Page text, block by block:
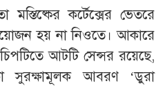
কর্টেক্সের ভেতরে
হয় না নিওতে। আকারে
আটটি সেন্সর রয়েছে,
সুরক্ষামূলক আবরণ ‘ডুরা